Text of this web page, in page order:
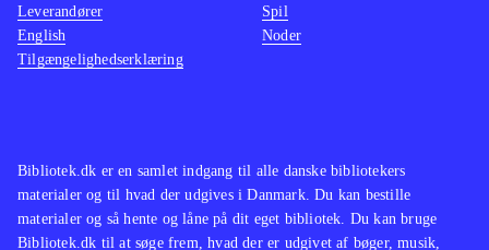
Bibliotek.dk er en samlet indgang til alle danske bibliotekers
materialer og til hvad der udgives i Danmark. Du kan bestille
materialer og så hente og låne på dit eget bibliotek. Du kan bruge
Bibliotek.dk til at søge frem, hvad der er udgivet af bøger, musik,
Leverandører
English
Tilgængelighedserklæring
Spil
Noder